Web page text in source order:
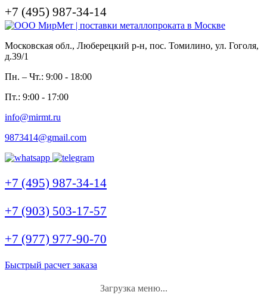
+7 (495) 987-34-14
Московская обл., Люберецкий р-н, пос. Томилино, ул. Гоголя,
д.39/1
Пн. – Чт.: 9:00 - 18:00
Пт.: 9:00 - 17:00
info@mirmt.ru
9873414@gmail.com
+7 (495) 987-34-14
+7 (903) 503-17-57
+7 (977) 977-90-70
Быстрый расчет заказа
Загрузка меню...